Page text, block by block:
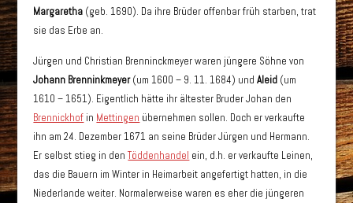
Margaretha (geb. 1690). Da ihre Brüder offenbar früh starben, trat
sie das Erbe an.
Jürgen und Christian Brenninckmeyer waren jüngere Söhne von
Johann Brenninkmeyer(um 1600 – 9. 11. 1684) undAleid (um
1610 – 1651). Eigentlich hätte ihr ältester Bruder Johan den
Brennickhof in Mettingen übernehmen sollen. Doch er verkaufte
ihn am 24. Dezember 1671 an seine Brüder Jürgen und Hermann.
Er selbst stieg in denTöddenhandel ein, d.h. er verkaufte Leinen,
das die Bauern im Winter in Heimarbeit angefertigt hatten, in die
Niederlande weiter. Normalerweise waren es eher die jüngeren